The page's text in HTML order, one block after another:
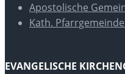
Apostolische
Kath.
EVANGELISCHE